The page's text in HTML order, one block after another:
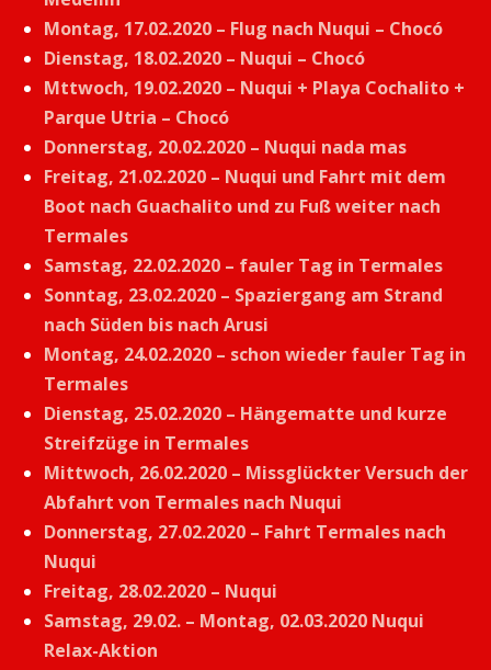
Montag, 17.02.2020 – Flug nach Nuqui – Chocó
Dienstag, 18.02.2020 – Nuqui – Chocó
Mttwoch, 19.02.2020 – Nuqui + Playa Cochalito +
Parque Utria – Chocó
Donnerstag, 20.02.2020 – Nuqui nada mas
Freitag, 21.02.2020 – Nuqui und Fahrt mit dem
Boot nach Guachalito und zu Fuß weiter nach
Termales
Samstag, 22.02.2020 – fauler Tag in Termales
Sonntag, 23.02.2020 – Spaziergang am Strand
nach Süden bis nach Arusi
Montag, 24.02.2020 – schon wieder fauler Tag in
Termales
Dienstag, 25.02.2020 – Hängematte und kurze
Streifzüge in Termales
Mittwoch, 26.02.2020 – Missglückter Versuch der
Abfahrt von Termales nach Nuqui
Donnerstag, 27.02.2020 – Fahrt Termales nach
Nuqui
Freitag, 28.02.2020 – Nuqui
Samstag, 29.02. – Montag, 02.03.2020 Nuqui
Relax-Aktion